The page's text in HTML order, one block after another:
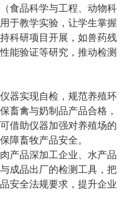
食品科学与工程、动物科
于教学实验，让学生掌握
科研项目开展，如兽药残
能验证等研究，推动检测
器实现自检，规范养殖环
畜禽与奶制品产品合格，
借助仪器加强对养殖场的
障畜牧产品安全。
产品深加工企业、水产品
成品出厂的检测工具，把
安全法规要求，提升企业